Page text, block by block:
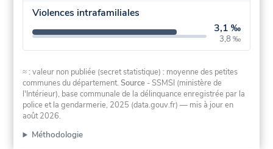
Violences intrafamiliales
3,1 ‰
3,8 ‰
≈ : valeur non publiée (secret statistique) : moyenne des petites
communes du département.Source - SSMSI (ministère de
l'Intérieur), base communale de la délinquance enregistrée par la
police et la gendarmerie, 2025 (data.gouv.fr) — mis à jour en
août 2026.
Méthodologie